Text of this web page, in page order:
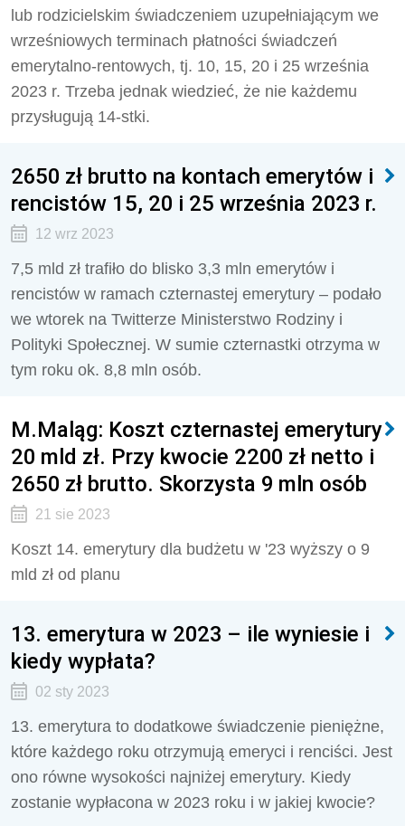
lub rodzicielskim świadczeniem uzupełniającym we
wrześniowych terminach płatności świadczeń
emerytalno-rentowych, tj. 10, 15, 20 i 25 września
2023 r. Trzeba jednak wiedzieć, że nie każdemu
przysługują 14-stki.
2650 zł brutto na kontach emerytów i
rencistów 15, 20 i 25 września 2023 r.
12 wrz 2023
7,5 mld zł trafiło do blisko 3,3 mln emerytów i
rencistów w ramach czternastej emerytury – podało
we wtorek na Twitterze Ministerstwo Rodziny i
Polityki Społecznej. W sumie czternastki otrzyma w
tym roku ok. 8,8 mln osób.
M.Maląg: Koszt czternastej emerytury
20 mld zł. Przy kwocie 2200 zł netto i
2650 zł brutto. Skorzysta 9 mln osób
21 sie 2023
Koszt 14. emerytury dla budżetu w '23 wyższy o 9
mld zł od planu
13. emerytura w 2023 – ile wyniesie i
kiedy wypłata?
02 sty 2023
13. emerytura to dodatkowe świadczenie pieniężne,
które każdego roku otrzymują emeryci i renciści. Jest
ono równe wysokości najniżej emerytury. Kiedy
zostanie wypłacona w 2023 roku i w jakiej kwocie?